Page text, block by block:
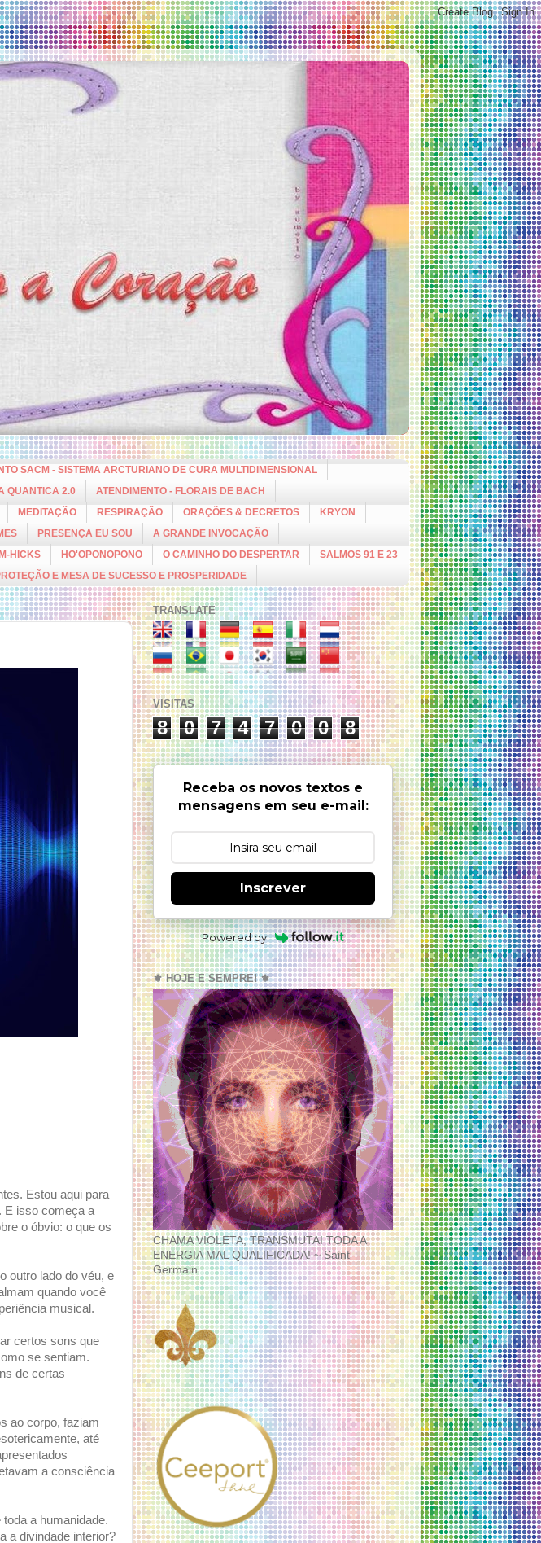
SACM - SISTEMA ARCTURIANO DE CURA MULTIDIMENSIONAL
QUANTICA 2.0
ATENDIMENTO - FLORAIS DE BACH
MEDITAÇÃO RESPIRAÇÃO ORAÇÕES & DECRETOS
KRYON
PRESENÇA EU SOU
A GRANDE INVOCAÇÃO
HICKS HO'OPONOPONO O CAMINHO DO DESPERTAR
SALMOS 91 E 23
E MESA DE SUCESSO E PROSPERIDADE
Estou aqui para
E isso começa a
o óbvio: o que os
outro lado do véu, e
quando você
musical.
certos sons que
se sentiam.
de certas
ao corpo, faziam
até
a consciência
a humanidade.
a divindade interior?
TRANSLATE
VISITAS
8 0 7 4 7 0 0 8
Receba os novos textos e
mensagens em seu e-mail:
Inscrever
Powered by
⚜️ HOJE E SEMPRE! ⚜️
CHAMA VIOLETA, TRANSMUTAI TODA A
ENERGIA MAL QUALIFICADA! ~ Saint
Germain